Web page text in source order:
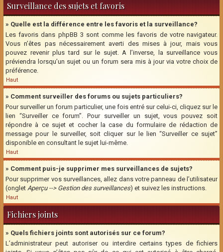
Surveillance des sujets et favoris
» Quelle est la différence entre les favoris et la surveillance?
Les favoris dans phpBB 3 sont comme les favoris de votre navigateur.
Vous n’êtes pas nécessairement averti des mises à jour, mais vous
pouvez revenir plus tard sur le sujet. A l’inverse, la surveillance vous
préviendra lorsqu’un sujet ou un forum sera mis à jour via votre choix de
préférence.
Haut
» Comment surveiller des forums ou sujets particuliers?
Pour surveiller un forum particulier, une fois entré sur celui-ci, cliquez sur le
lien “Surveiller ce forum”. Pour surveiller un sujet, vous pouvez soit
répondre à ce sujet et cocher la case du formulaire de rédaction de
message pour le surveiller, soit cliquer sur le lien “Surveiller ce sujet”
disponible en consultant le sujet lui-même.
Haut
» Comment puis-je supprimer mes surveillances de sujets?
Pour supprimer vos surveillances, allez dans votre panneau de l’utilisateur
(onglet Aperçu --> Gestion des surveillances) et suivez les instructions.
Haut
Fichiers joints
» Quels fichiers joints sont autorisés sur ce forum?
L’administrateur peut autoriser ou interdire certains types de fichiers